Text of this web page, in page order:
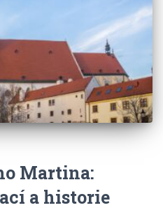
Martina:
a historie